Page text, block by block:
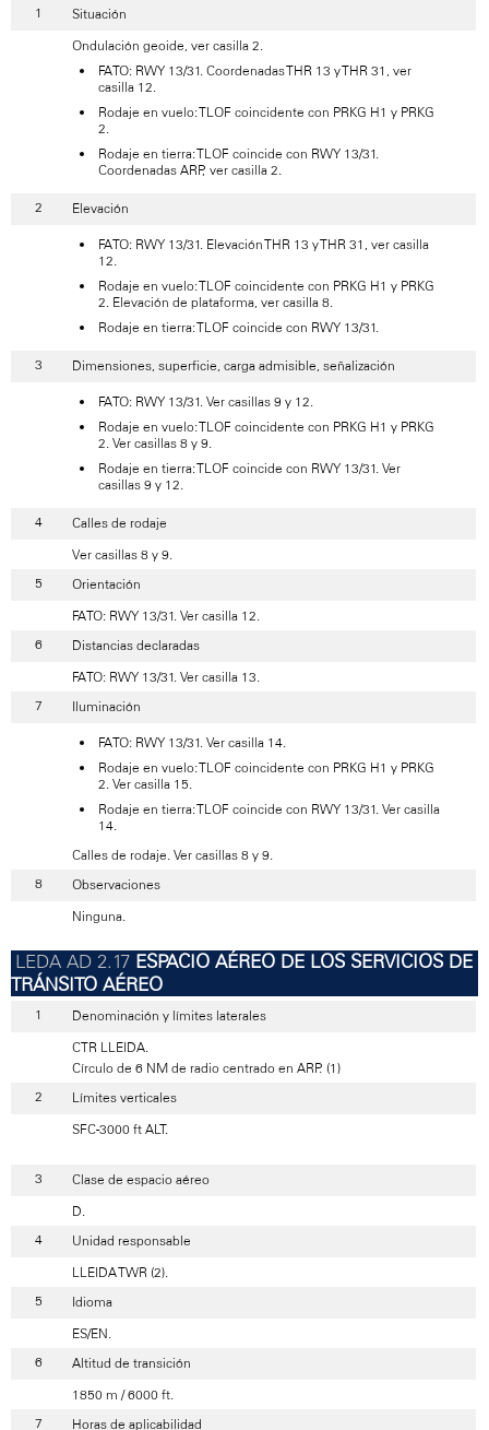
Situación
Ondulación geoide, ver casilla 2.
FATO: RWY 13/31. Coordenadas THR 13 y THR 31, ver
casilla 12.
Rodaje en vuelo: TLOF coincidente con PRKG H1 y PRKG
2.
Rodaje en tierra: TLOF coincide con RWY 13/31.
Coordenadas ARP, ver casilla 2.
Elevación
FATO: RWY 13/31. Elevación THR 13 y THR 31, ver casilla
12.
Rodaje en vuelo: TLOF coincidente con PRKG H1 y PRKG
2. Elevación de plataforma, ver casilla 8.
Rodaje en tierra: TLOF coincide con RWY 13/31.
Dimensiones, superficie, carga admisible, señalización
FATO: RWY 13/31. Ver casillas 9 y 12.
Rodaje en vuelo: TLOF coincidente con PRKG H1 y PRKG
2. Ver casillas 8 y 9.
Rodaje en tierra: TLOF coincide con RWY 13/31. Ver
casillas 9 y 12.
Calles de rodaje
Ver casillas 8 y 9.
Orientación
FATO: RWY 13/31. Ver casilla 12.
Distancias declaradas
FATO: RWY 13/31. Ver casilla 13.
Iluminación
FATO: RWY 13/31. Ver casilla 14.
Rodaje en vuelo: TLOF coincidente con PRKG H1 y PRKG
2. Ver casilla 15.
Rodaje en tierra: TLOF coincide con RWY 13/31. Ver casilla
14.
Calles de rodaje. Ver casillas 8 y 9.
Observaciones
Ninguna.
ESPACIO AÉREO DE LOS SERVICIOS DE
TRÁNSITO AÉREO
Denominación y límites laterales
CTR LLEIDA.
Círculo de 6 NM de radio centrado en ARP. (1)
Límites verticales
SFC-3000 ft ALT.
Clase de espacio aéreo
D.
Unidad responsable
LLEIDA TWR (2).
Idioma
ES/EN.
Altitud de transición
1850 m / 6000 ft.
Horas de aplicabilidad